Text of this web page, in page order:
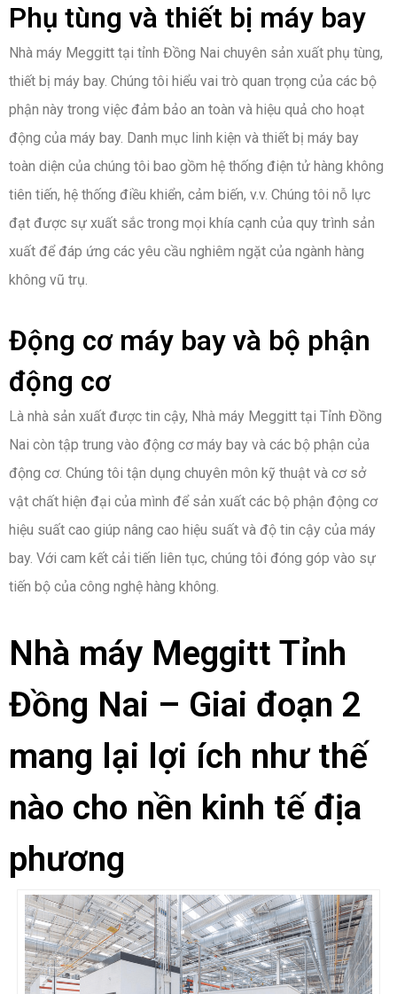
Phụ tùng và thiết bị máy bay
Nhà máy Meggitt tại tỉnh Đồng Nai chuyên sản xuất phụ tùng,
thiết bị máy bay. Chúng tôi hiểu vai trò quan trọng của các bộ
phận này trong việc đảm bảo an toàn và hiệu quả cho hoạt
động của máy bay. Danh mục linh kiện và thiết bị máy bay
toàn diện của chúng tôi bao gồm hệ thống điện tử hàng không
tiên tiến, hệ thống điều khiển, cảm biến, v.v. Chúng tôi nỗ lực
đạt được sự xuất sắc trong mọi khía cạnh của quy trình sản
xuất để đáp ứng các yêu cầu nghiêm ngặt của ngành hàng
không vũ trụ.
Động cơ máy bay và bộ phận
động cơ
Là nhà sản xuất được tin cậy, Nhà máy Meggitt tại Tỉnh Đồng
Nai còn tập trung vào động cơ máy bay và các bộ phận của
động cơ. Chúng tôi tận dụng chuyên môn kỹ thuật và cơ sở
vật chất hiện đại của mình để sản xuất các bộ phận động cơ
hiệu suất cao giúp nâng cao hiệu suất và độ tin cậy của máy
bay. Với cam kết cải tiến liên tục, chúng tôi đóng góp vào sự
tiến bộ của công nghệ hàng không.
Nhà máy Meggitt Tỉnh
Đồng Nai – Giai đoạn 2
mang lại lợi ích như thế
nào cho nền kinh tế địa
phương